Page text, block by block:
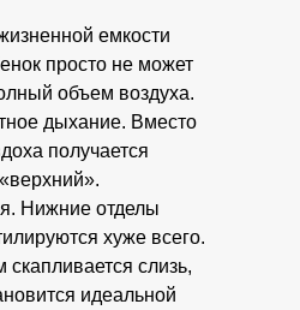
емкости
просто не может
объем воздуха.
дыхание. Вместо
получается
Нижние отделы
хуже всего.
слизь,
идеальной